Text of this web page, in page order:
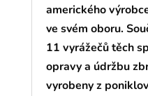
amerického
ve svém oboru.
11 vyrážečů těch
opravy a údržbu
vyrobeny z